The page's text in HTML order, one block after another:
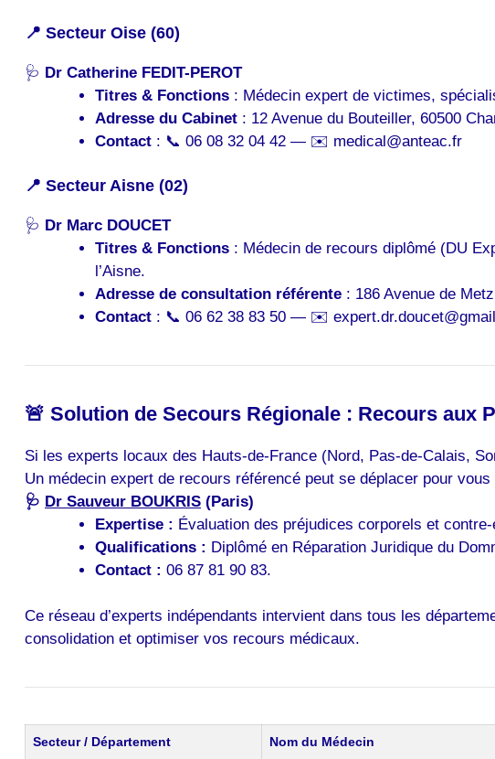
📍 Secteur Oise (60)
🩺 Dr Catherine FEDIT-PEROT
Titres & Fonctions: Médecin expert de victimes,
Adresse du Cabinet: 12 Avenue du Bouteiller, 60500
Contact: 📞 06 08 32 04 42 — ✉️ medical@anteac.fr
📍 Secteur Aisne (02)
🩺 Dr Marc DOUCET
Titres & Fonctions: Médecin de recours diplômé (DU
l’Aisne.
Adresse de consultation référente: 186 Avenue de
Contact: 📞 06 62 38 83 50 — ✉️
🚨 Solution de Secours Régionale : Recours aux
Si les experts locaux des Hauts-de-France (Nord, Pas-de-Calais,
Un médecin expert de recours référencé peut se déplacer pour
🩺 Dr Sauveur BOUKRIS (Paris)
Expertise : Évaluation des préjudices corporels et
Qualifications : Diplômé en Réparation Juridique du
Contact : 06 87 81 90 83.
Ce réseau d’experts indépendants intervient dans tous les
consolidation et optimiser vos recours médicaux.
Secteur / Département Nom du Médecin